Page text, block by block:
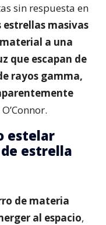
sin respuesta en
estrellas masivas
a una
que escapan de
rayos gamma,
estelar
estrella
de materia
al espacio,